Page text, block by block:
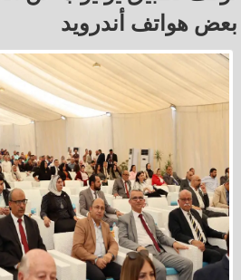
بعض هواتف أندرويد